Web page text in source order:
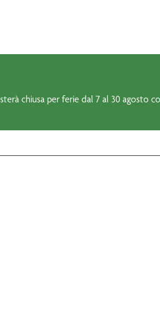
chiusa per ferie dal 7 al 30